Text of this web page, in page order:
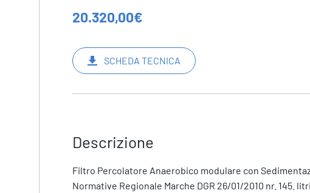
20.320,00€
SCHEDA TECNICA
Descrizione
Filtro Percolatore Anaerobico modulare con
Normative Regionale Marche DGR 26/01/2010 nr. 145.